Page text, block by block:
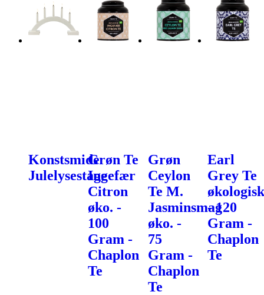
Konstsmide
Julelysestage
Grøn Te
Ingefær
Citron
øko. -
100
Gram -
Chaplon
Te
Grøn
Ceylon
Te M.
Jasminsmag
øko. -
75
Gram -
Chaplon
Te
Earl
Grey Te
økologisk
- 120
Gram -
Chaplon
Te